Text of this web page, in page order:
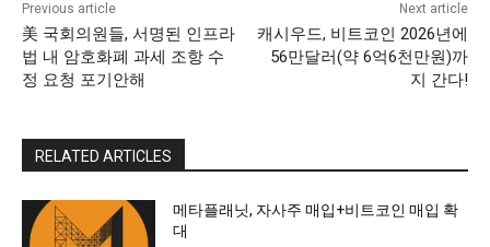
Previous article
美 국회의원들, 서명된 인프라
법 내 암호화폐 과세 조항 수
정 요청 포기안해
Next article
캐시우드, 비트코인 2026년에
56만달러(약 6억6천만원)까
지 간다!
RELATED ARTICLES
메타플래닛, 자사주 매입+비트코인 매입 확
대